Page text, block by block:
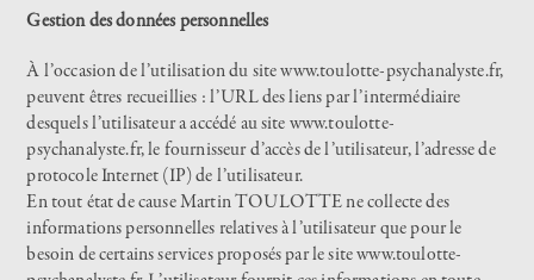
Gestion des données personnelles
À l’occasion de l’utilisation du sitewww.toulotte-psychanalyste.fr,
peuvent êtres recueillies : l’URL des liens par l’intermédiaire
desquels l’utilisateur a accédé au site www.toulotte-
psychanalyste.fr, le fournisseur d’accès de l’utilisateur, l’adresse de
protocole Internet (IP) de l’utilisateur.
En tout état de cause Martin TOULOTTE ne collecte des
informations personnelles relatives à l’utilisateur que pour le
besoin de certains services proposés par le sitewww.toulotte-